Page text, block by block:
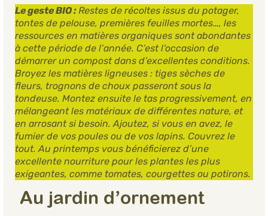
Le geste BIO :Restes de récoltes issus du potager,
tontes de pelouse, premières feuilles mortes…, les
ressources en matières organiques sont abondantes
à cette période de l’année. C’est l’occasion de
démarrer un compost dans d’excellentes conditions.
Broyez les matières ligneuses : tiges sèches de
fleurs, trognons de choux passeront sous la
tondeuse. Montez ensuite le tas progressivement, en
mélangeant les matériaux de différentes nature, et
en arrosant si besoin. Ajoutez, si vous en avez, le
fumier de vos poules ou de vos lapins. Couvrez le
tout. Au printemps vous bénéficierez d’une
excellente nourriture pour les plantes les plus
exigeantes, comme tomates, courgettes ou potirons.
Au jardin d’ornement